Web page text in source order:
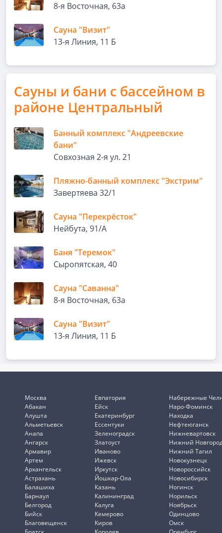
8-я Восточная, 63а
Сауна "Визит"
13-я Линия, 11 Б
Сауны и бани с бассейном в
районе Центральный
Банный комплекс "Андреевские
бани"
Совхозная 2-я ул. 21
Пляжно-банный комплекс "Экстрим"
Завертяева 32/1
Сауна "Перекрёсток"
Нейбута, 91/А
Баня "Теремок"
Сыропятская, 40
Сауна "Саванна"
8-я Восточная, 63а
Сауна "Визит"
13-я Линия, 11 Б
Москва
Абакан
Алушта
Альметьевск
Анапа
Ангарск
Армавир
Артем
Архангельск
Астрахань
Балашиха
Барнаул
Белгород
Бийск
Благовещенск
Евпатория
Ейск
Екатеринбург
Ессентуки
Зеленоградск
Златоуст
Иваново
Ижевск
Иркутск
Йошкар-Ола
Казань
Калининград
Калуга
Кемерово
Киров
Набережные
Наро-Фоминск
Находка
Нефтеюганск
Нижневартовск
Нижний
Нижний Тагил
Новокузнецк
Новороссийск
Новосибирск
Ногинск
Норильск
Ноябрьск
Одинцово
Омск